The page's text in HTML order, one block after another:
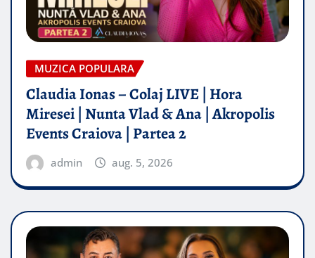
MUZICA POPULARA
Claudia Ionas – Colaj LIVE | Hora
Miresei | Nunta Vlad & Ana | Akropolis
Events Craiova | Partea 2
admin aug. 5, 2026